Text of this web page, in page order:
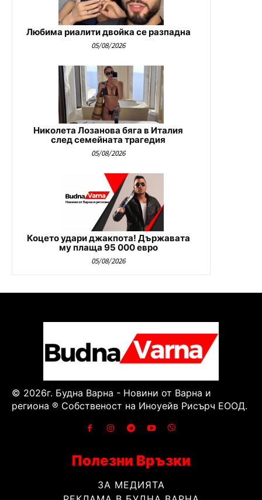
Любима риалити двойка се разпадна
05/08/2026
Николета Лозанова бяга в Италия
след семейната трагедия
05/08/2026
Коцето удари джакпота! Държавата
му плаща 95 000 евро
05/08/2026
© 2026г. Будна Варна - Новини от Варна и
региона ® Собственост на Иноуейв Рисърч ЕООД.
Полезни Връзки
ЗА МЕДИЯТА